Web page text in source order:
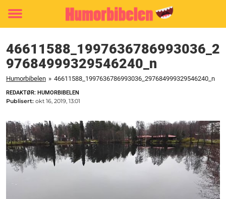
Toggle
46611588_1997636786993036_2
97684999329546240_n
Humorbibelen » 46611588_1997636786993036_297684999329546240_n
REDAKTØR: HUMORBIBELEN
Publisert: okt 16, 2019, 13:01